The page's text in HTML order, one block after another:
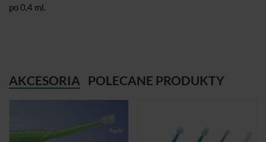
po 0,4 ml.
AKCESORIA POLECANE PRODUKTY